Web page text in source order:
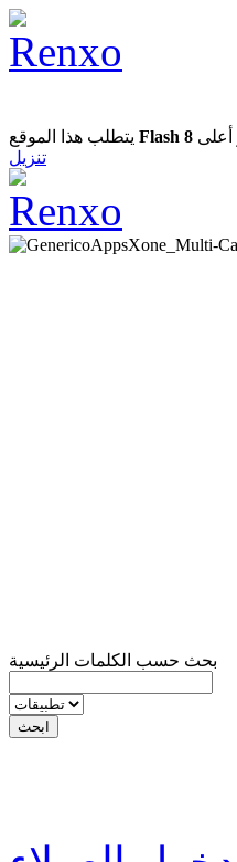
Flash 8
تنزيل
بحث حسب الكلمات الرئيسية